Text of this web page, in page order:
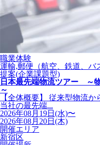
職業体験
運輸,郵便（航空、鉄道、バ
提案(企業課題型)
日本最先端物流ツアー ～
～
【全体概要】 従来型物流
当社の最先端...
2026年08月19日(水)〜
2026年08月20日(木)
開催エリア
新宿区